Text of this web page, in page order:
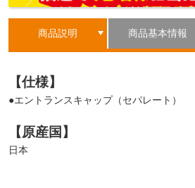
商品説明 商品基本情報
【仕様】
●エントランスキャップ（セパレート）
【原産国】
日本